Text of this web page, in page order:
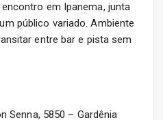
em Ipanema, junta
público variado. Ambiente
entre bar e pista sem
Senna, 5850 – Gardênia